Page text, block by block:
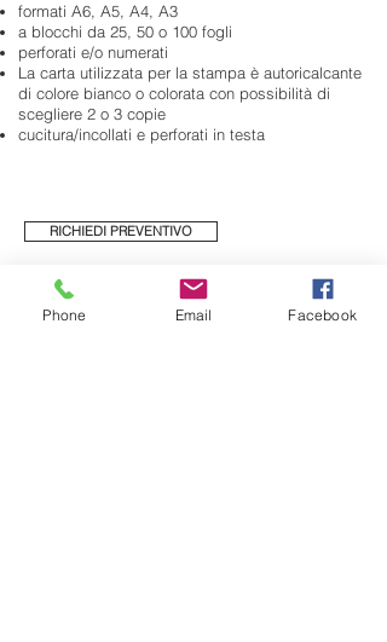
formati A6, A5, A4, A3
a blocchi da 25, 50 o 100 fogli
perforati e/o numerati
La carta utilizzata per la stampa è autoricalcante
di colore bianco o colorata con possibilità di
scegliere 2 o 3 copie
​cucitura/incollati e perforati in testa
RICHIEDI PREVENTIVO
STAMPACO OI
Phone Email Facebook